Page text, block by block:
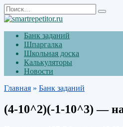
Перейти
к
содержанию
Search
for:
Банк заданий
Шпаргалка
Школьная доска
Калькуляторы
Новости
Главная » Банк заданий
(4-10^2)(-1-10^3) —